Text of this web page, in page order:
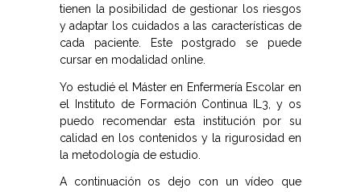
tienen la posibilidad de gestionar los riesgos
y adaptar los cuidados a las características de
cada paciente. Este postgrado se puede
cursar en modalidad online.
Yo estudié el Máster en Enfermería Escolar en
el Instituto de Formación Continua IL3, y os
puedo recomendar esta institución por su
calidad en los contenidos y la rigurosidad en
la metodología de estudio.
A continuación os dejo con un vídeo que